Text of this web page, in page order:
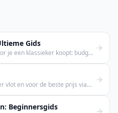
Gids
je een klassieker koopt: budget,
vlot en voor de beste prijs via
Beginnersgids